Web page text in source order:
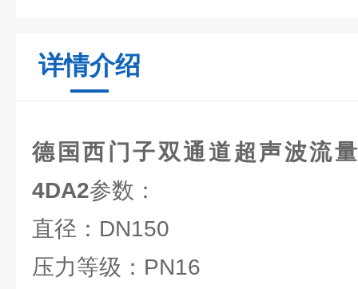
详情介绍
德国西门子双通道超声波流量
4DA2参数：
直径：DN150
压力等级：PN16